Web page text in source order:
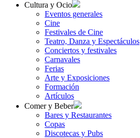
Cultura y Ocio
Eventos generales
Cine
Festivales de Cine
Teatro, Danza y Espectáculos
Conciertos y festivales
Carnavales
Ferias
Arte y Exposiciones
Formación
Artículos
Comer y Beber
Bares y Restaurantes
Copas
Discotecas y Pubs